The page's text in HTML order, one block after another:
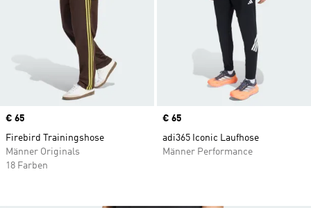
Price
€ 65
Firebird Trainingshose
Männer Originals
18 Farben
Price
€ 65
adi365 Iconic Laufhose
Männer Performance